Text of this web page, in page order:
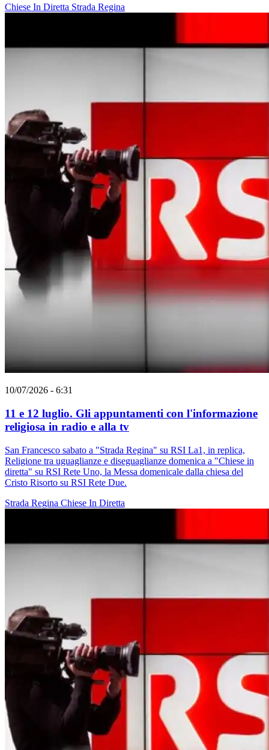
Chiese In Diretta Strada Regina
10/07/2026 - 6:31
11 e 12 luglio. Gli appuntamenti con l'informazione
religiosa in radio e alla tv
San Francesco sabato a "Strada Regina" su RSI La1, in replica,
Religione tra uguaglianze e diseguaglianze domenica a "Chiese in
diretta" su RSI Rete Uno, la Messa domenicale dalla chiesa del
Cristo Risorto su RSI Rete Due.
Strada Regina Chiese In Diretta